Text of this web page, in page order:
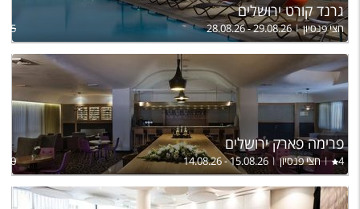
גרנד קורט ירושלים
חצי פנסיון 28.08.26 - 29.08.26
פרימה פארק ירושלים
4 חצי פנסיון 14.08.26 - 15.08.26